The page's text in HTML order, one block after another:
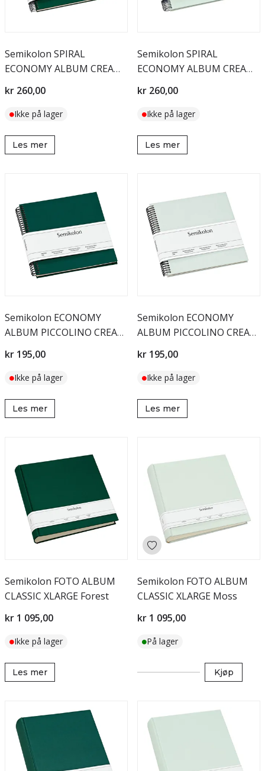
Semikolon SPIRAL
ECONOMY ALBUM CREAM
kr 260,00
Ikke på lager
Les mer
Semikolon SPIRAL
ECONOMY ALBUM CREAM
kr 260,00
Ikke på lager
Les mer
Semikolon ECONOMY
ALBUM PICCOLINO CREAM
kr 195,00
Ikke på lager
Les mer
Semikolon ECONOMY
ALBUM PICCOLINO CREAM
kr 195,00
Ikke på lager
Les mer
Semikolon FOTO ALBUM
CLASSIC XLARGE Forest
kr 1 095,00
Ikke på lager
Les mer
Semikolon FOTO ALBUM
CLASSIC XLARGE Moss
kr 1 095,00
På lager
Kjøp